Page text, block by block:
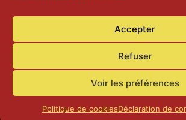
Accepter
Refuser
Voir les préférences
Politique de cookiesDéclaration de
14 janvier 2025
Actualités Contact
© Commune de Laconnex